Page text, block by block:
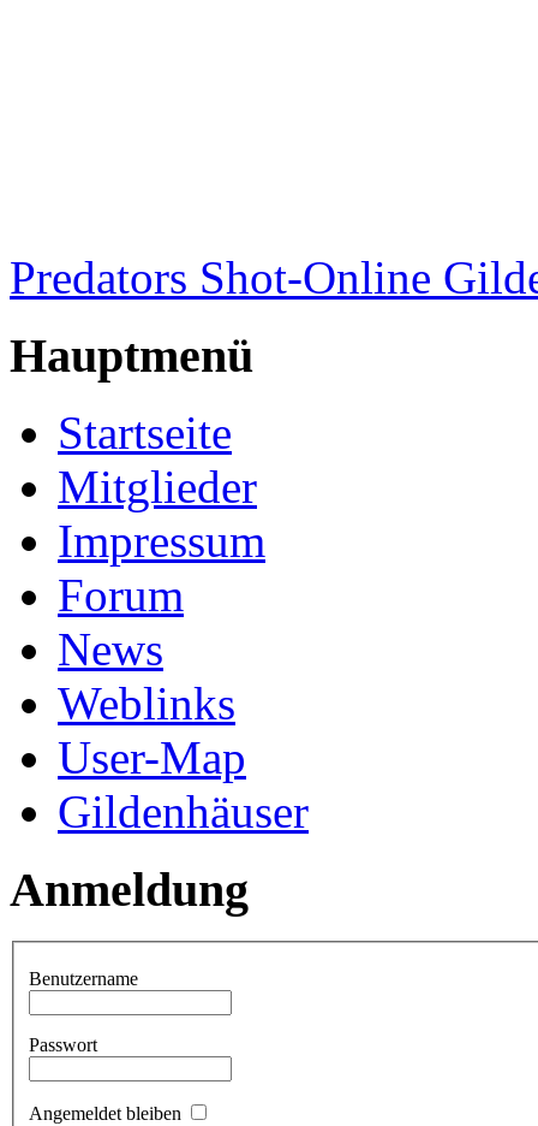
Predators Shot-Online
Hauptmenü
Startseite
Mitglieder
Impressum
Forum
News
Weblinks
User-Map
Gildenhäuser
Anmeldung
Benutzername
Passwort
Angemeldet bleiben